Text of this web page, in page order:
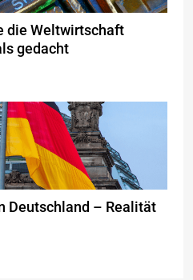
die Weltwirtschaft
gedacht
Deutschland – Realität